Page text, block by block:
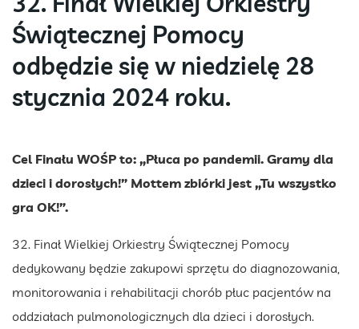
Świątecznej Pomocy
odbędzie się w niedzielę 28
stycznia 2024 roku.
Cel Finału WOŚP to: „Płuca po pandemii. Gramy dla
dzieci i dorosłych!” Mottem zbiórki jest „Tu wszystko
gra OK!”.
32. Finał Wielkiej Orkiestry Świątecznej Pomocy
dedykowany będzie zakupowi sprzętu do diagnozowania,
monitorowania i rehabilitacji chorób płuc pacjentów na
oddziałach pulmonologicznych dla dzieci i dorosłych.